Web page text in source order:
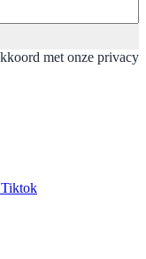
met onze privacy
Tiktok